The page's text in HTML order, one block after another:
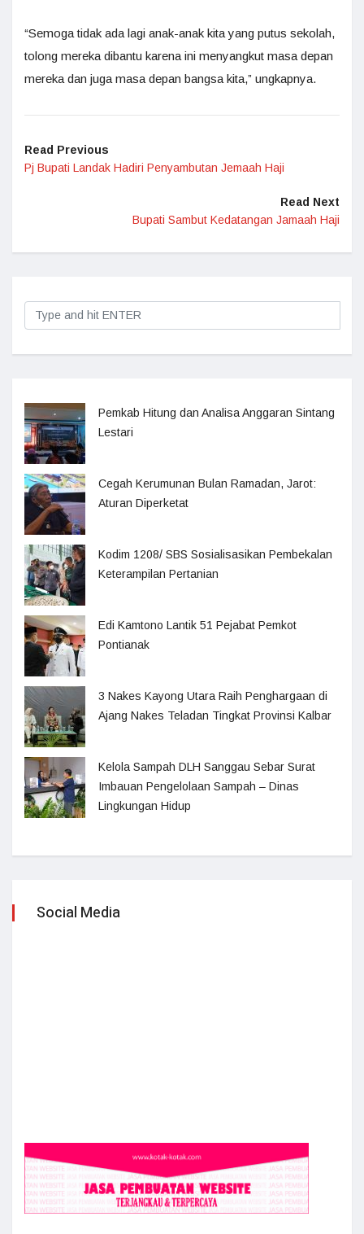
“Semoga tidak ada lagi anak-anak kita yang putus sekolah,
tolong mereka dibantu karena ini menyangkut masa depan
mereka dan juga masa depan bangsa kita,” ungkapnya.
Read Previous
Pj Bupati Landak Hadiri Penyambutan Jemaah Haji
Read Next
Bupati Sambut Kedatangan Jamaah Haji
Pemkab Hitung dan Analisa Anggaran Sintang
Lestari
Cegah Kerumunan Bulan Ramadan, Jarot:
Aturan Diperketat
Kodim 1208/ SBS Sosialisasikan Pembekalan
Keterampilan Pertanian
Edi Kamtono Lantik 51 Pejabat Pemkot
Pontianak
3 Nakes Kayong Utara Raih Penghargaan di
Ajang Nakes Teladan Tingkat Provinsi Kalbar
Kelola Sampah DLH Sanggau Sebar Surat
Imbauan Pengelolaan Sampah – Dinas
Lingkungan Hidup
Social Media